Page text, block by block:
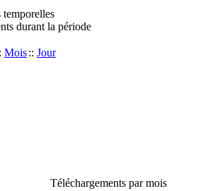
temporelles
durant la période
Mois:: Jour
Téléchargements par mois